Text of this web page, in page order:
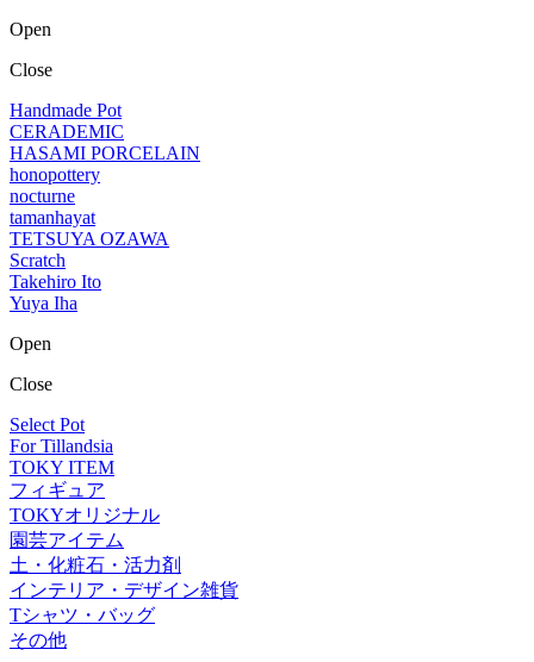
Open
Close
Handmade Pot
CERADEMIC
HASAMI PORCELAIN
honopottery
nocturne
tamanhayat
TETSUYA OZAWA
Scratch
Takehiro Ito
Yuya Iha
Open
Close
Select Pot
For Tillandsia
TOKY ITEM
フィギュア
TOKYオリジナル
園芸アイテム
土・化粧石・活力剤
インテリア・デザイン雑貨
Tシャツ・バッグ
その他